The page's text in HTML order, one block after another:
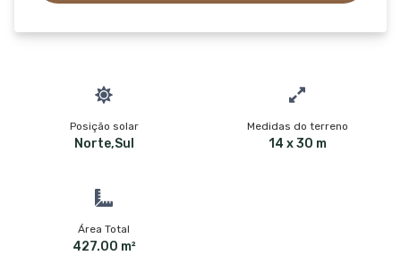
Posição solar
Norte,Sul
Medidas do terreno
14 x 30 m
Área Total
427.00 m²